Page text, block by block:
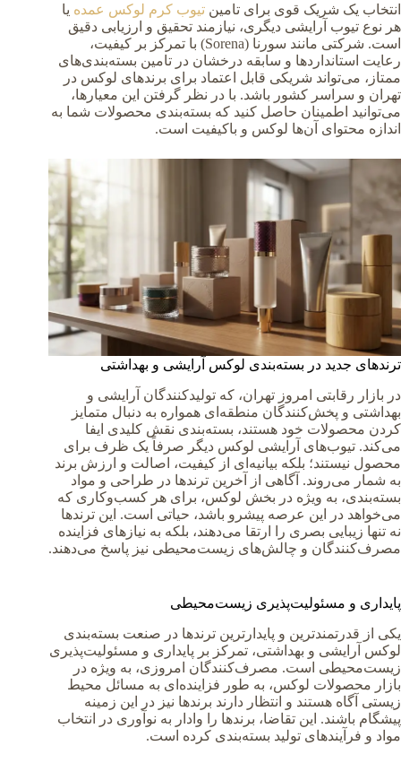
انتخاب یک شریک قوی برای تامین تیوب کرم لوکس عمده یا
هر نوع تیوب آرایشی دیگری، نیازمند تحقیق و ارزیابی دقیق
است. شرکتی مانند سورنا (Sorena) با تمرکز بر کیفیت،
رعایت استانداردها و سابقه درخشان در تامین بسته‌بندی‌های
ممتاز، می‌تواند شریکی قابل اعتماد برای برندهای لوکس در
تهران و سراسر کشور باشد. با در نظر گرفتن این معیارها،
می‌توانید اطمینان حاصل کنید که بسته‌بندی محصولات شما به
اندازه محتوای آن‌ها لوکس و باکیفیت است.
ترندهای جدید در بسته‌بندی لوکس آرایشی و بهداشتی
در بازار رقابتی امروز تهران، که تولیدکنندگان آرایشی و
بهداشتی و پخش‌کنندگان منطقه‌ای همواره به دنبال متمایز
کردن محصولات خود هستند، بسته‌بندی نقش کلیدی ایفا
می‌کند. تیوب‌های آرایشی لوکس دیگر صرفاً یک ظرف برای
محصول نیستند؛ بلکه بیانیه‌ای از کیفیت، اصالت و ارزش برند
به شمار می‌روند. آگاهی از آخرین ترندها در طراحی و مواد
بسته‌بندی، به ویژه در بخش لوکس، برای هر کسب‌وکاری که
می‌خواهد در این عرصه پیشرو باشد، حیاتی است. این ترندها
نه تنها زیبایی بصری را ارتقا می‌دهند، بلکه به نیازهای فزاینده
مصرف‌کنندگان و چالش‌های زیست‌محیطی نیز پاسخ می‌دهند.
پایداری و مسئولیت‌پذیری زیست‌محیطی
یکی از قدرتمندترین و پایدارترین ترندها در صنعت بسته‌بندی
لوکس آرایشی و بهداشتی، تمرکز بر پایداری و مسئولیت‌پذیری
زیست‌محیطی است. مصرف‌کنندگان امروزی، به ویژه در
بازار محصولات لوکس، به طور فزاینده‌ای به مسائل محیط
زیستی آگاه هستند و انتظار دارند برندها نیز در این زمینه
پیشگام باشند. این تقاضا، برندها را وادار به نوآوری در انتخاب
مواد و فرآیندهای تولید بسته‌بندی کرده است.